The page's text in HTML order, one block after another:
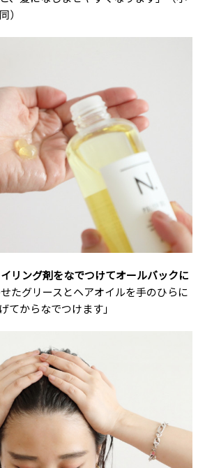
）
リング剤をなでつけてオールバックに
せたグリースとヘアオイルを手のひらに
てからなでつけます」